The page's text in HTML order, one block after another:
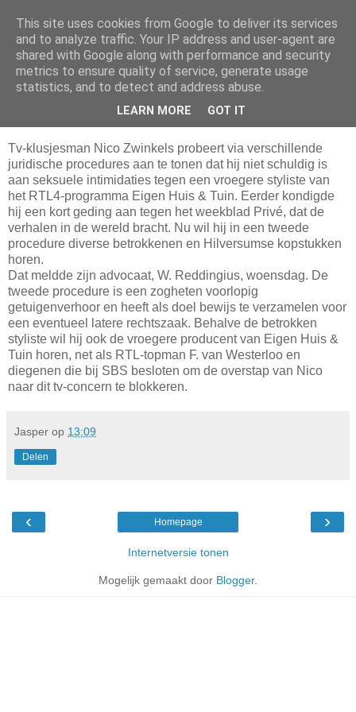
Da_Blog
You don't put a bumpersticker on a Bentley
woensdag, juli 28, 2004
Tv-klusjesman Nico Zwinkels probeert via verschillende
juridische procedures aan te tonen dat hij niet schuldig is
aan seksuele intimidaties tegen een vroegere styliste van
het RTL4-programma Eigen Huis & Tuin. Eerder kondigde
hij een kort geding aan tegen het weekblad Privé, dat de
verhalen in de wereld bracht. Nu wil hij in een tweede
procedure diverse betrokkenen en Hilversumse kopstukken
horen.
Dat meldde zijn advocaat, W. Reddingius, woensdag. De
tweede procedure is een zogheten voorlopig
getuigenverhoor en heeft als doel bewijs te verzamelen voor
een eventueel latere rechtszaak. Behalve de betrokken
styliste wil hij ook de vroegere producent van Eigen Huis &
Tuin horen, net als RTL-topman F. van Westerloo en
diegenen die bij SBS besloten om de overstap van Nico
naar dit tv-concern te blokkeren.
Jasper op 13:09
Delen
‹ ›
Homepage
Internetversie tonen
Mogelijk gemaakt door Blogger.
This site uses cookies from Google to deliver its services
and to analyze traffic. Your IP address and user-agent are
shared with Google along with performance and security
metrics to ensure quality of service, generate usage
statistics, and to detect and address abuse.
LEARN MORE GOT IT